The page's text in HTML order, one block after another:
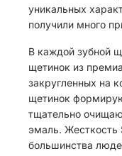
уникальных
получили много
В каждой зубной
щетинок из
закругленных на
щетинок
тщательно
эмаль. Жесткость
большинства